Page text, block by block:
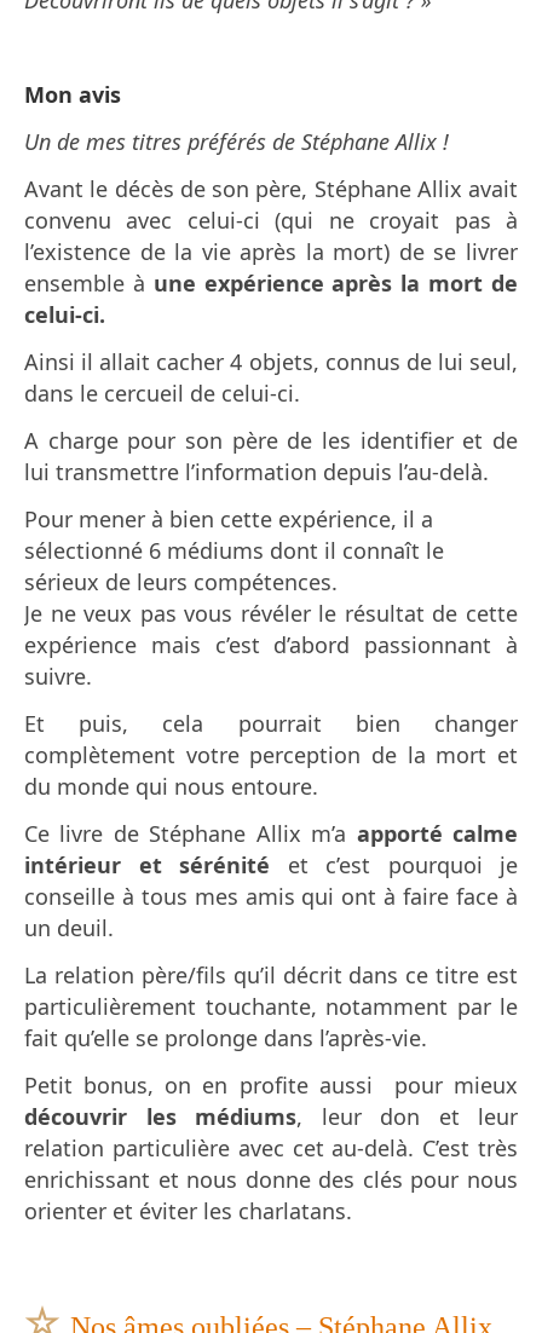
Mon avis
Un de mes titres préférés de Stéphane Allix !
Avant le décès de son père, Stéphane Allix avait
convenu avec celui-ci (qui ne croyait pas à
l’existence de la vie après la mort) de se livrer
ensemble à une expérience après la mort de
celui-ci.
Ainsi il allait cacher 4 objets, connus de lui seul,
dans le cercueil de celui-ci.
A charge pour son père de les identifier et de
lui transmettre l’information depuis l’au-delà.
Pour mener à bien cette expérience, il a
sélectionné 6 médiums dont il connaît le
sérieux de leurs compétences.
Je ne veux pas vous révéler le résultat de cette
expérience mais c’est d’abord passionnant à
suivre.
Et puis, cela pourrait bien changer
complètement votre perception de la mort et
du monde qui nous entoure.
Ce livre de Stéphane Allix m’a apporté calme
intérieur et sérénité et c’est pourquoi je
conseille à tous mes amis qui ont à faire face à
un deuil.
La relation père/fils qu’il décrit dans ce titre est
particulièrement touchante, notamment par le
fait qu’elle se prolonge dans l’après-vie.
Petit bonus, on en profite aussi pour mieux
découvrir les médiums, leur don et leur
relation particulière avec cet au-delà. C’est très
enrichissant et nous donne des clés pour nous
orienter et éviter les charlatans.
☆